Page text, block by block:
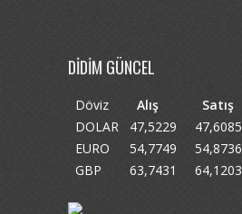
DİDİM GÜNCEL
Döviz Alış
Satış
DOLAR
47,5229
47,6085
EURO
54,7749
54,8736
GBP
63,7431 64,1203